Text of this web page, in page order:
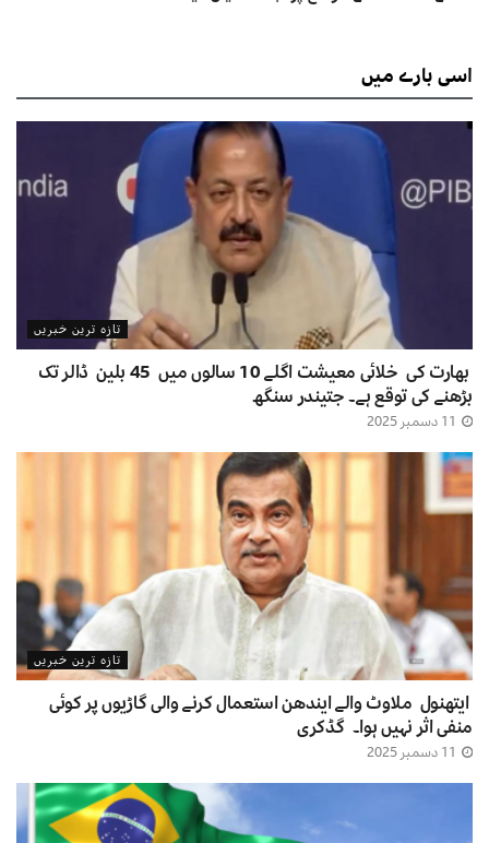
اسیبارے میں
تازہ ترین خبریں
بھارت کی خلائی معیشت اگلے 10 سالوں میں 45 بلین ڈالر تک
بڑھنے کی توقع ہے۔ جتیندر سنگھ
تازہ ترین خبریں
ایتھنول ملاوٹ والے ایندھن استعمال کرنے والی گاڑیوں پر کوئی
منفی اثر نہیں ہوا۔ گڈکری